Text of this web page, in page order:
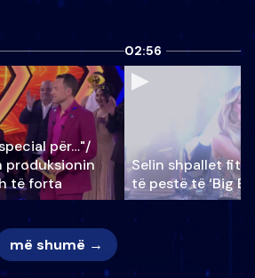
për…"/
produksionin
të forta
02:56
Selin shpallet
të pestë të ‘Big
më shumë →